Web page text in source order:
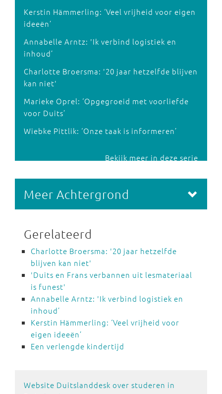
Kerstin Hämmerling: ‘Veel vrijheid voor eigen
ideeën’
Annabelle Arntz: 'Ik verbind logistiek en
inhoud’
Charlotte Broersma: '20 jaar hetzelfde blijven
kan niet'
Marieke Oprel: ‘Opgegroeid met voorliefde
voor Duits’
Wiebke Pittlik: ‘Onze taak is informeren’
Bekijk meer in deze serie
Meer Achtergrond
Gerelateerd
Charlotte Broersma: '20 jaar hetzelfde
blijven kan niet'
'Duits en Frans verbannen uit lesmateriaal
is funest'
Annabelle Arntz: 'Ik verbind logistiek en
inhoud’
Kerstin Hämmerling: ‘Veel vrijheid voor
eigen ideeën’
Een verlengde kindertijd
Website Duitslanddesk over studeren in